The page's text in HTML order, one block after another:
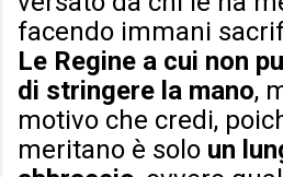
facendo immani
Le Regine a cui non
di stringere la mano,
motivo che credi,
meritano è solo un